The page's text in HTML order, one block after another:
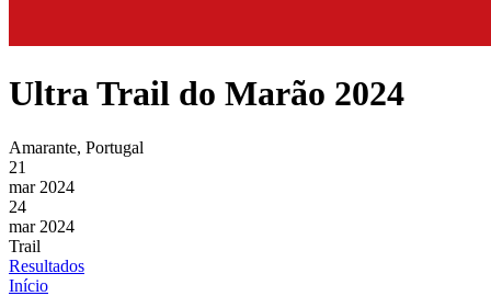
Ultra Trail do Marão 2024
Amarante, Portugal
21
mar 2024
24
mar 2024
Trail
Resultados
Início